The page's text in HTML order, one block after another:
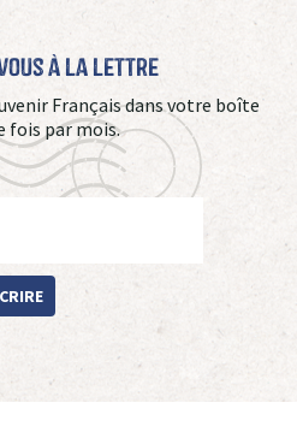
à La Lettre
Français dans votre boîte
fois par mois.